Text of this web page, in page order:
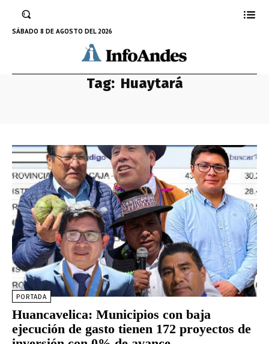
SÁBADO 8 DE AGOSTO DEL 2026
Tag: Huaytará
PORTADA
Huancavelica: Municipios con baja
ejecución de gasto tienen 172 proyectos de